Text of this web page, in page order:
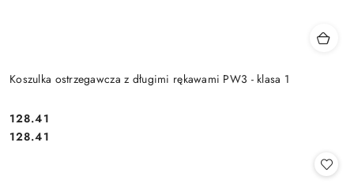
Koszulka ostrzegawcza z długimi rękawami PW3 - klasa 1
Cena:
128.41
Cena:
128.41